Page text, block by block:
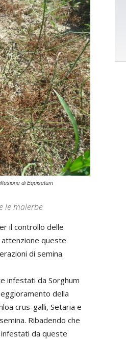
di Equisetum
le malerbe
il controllo delle
queste
di semina.
infestati da Sorghum
della
crus-galli, Setaria e
Ribadendo che
da queste